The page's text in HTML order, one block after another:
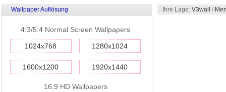
Wallpaper Auflösung
4:3/5:4 Normal Screen Wallpapers
1024x768 1280x1024
1600x1200 1920x1440
16:9 HD Wallpapers
Ihre Lage: V3wall /